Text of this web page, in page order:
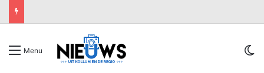
Menu